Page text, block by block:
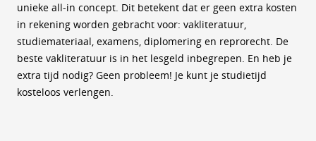
unieke all-in concept. Dit betekent dat er geen extra kosten
in rekening worden gebracht voor: vakliteratuur,
studiemateriaal, examens, diplomering en reprorecht. De
beste vakliteratuur is in het lesgeld inbegrepen. En heb je
extra tijd nodig? Geen probleem! Je kunt je studietijd
kosteloos verlengen.